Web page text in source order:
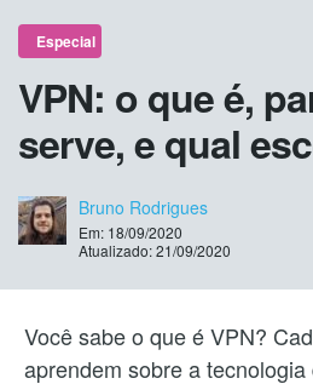
Especial
VPN: o que é,
serve, e qual
Bruno Rodrigues
Em: 18/09/2020
Atualizado: 21/09/2020
Você sabe o que é VPN?
aprendem sobre a